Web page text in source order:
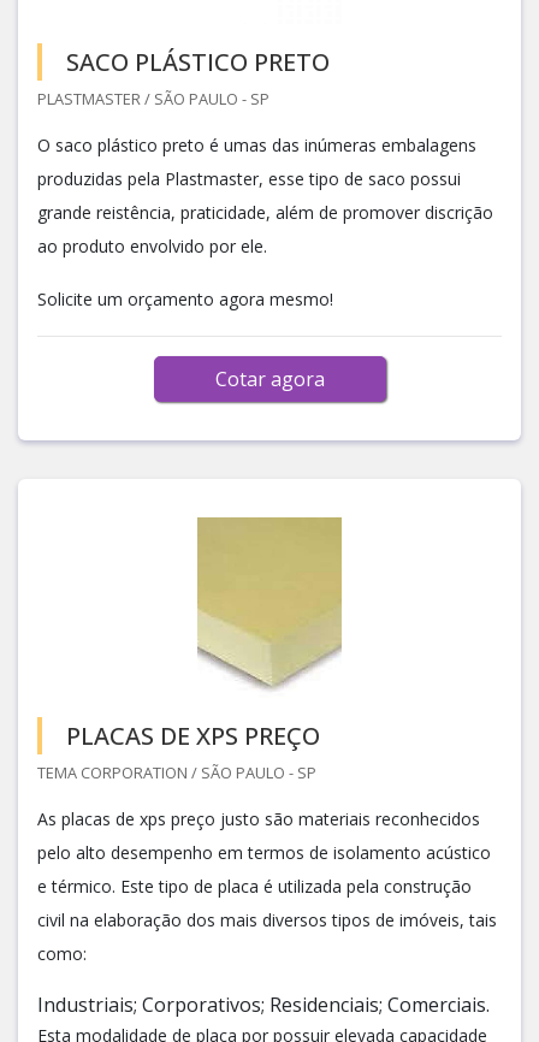
SACO PLÁSTICO PRETO
PLASTMASTER / SÃO PAULO - SP
O saco plástico preto é umas das inúmeras embalagens
produzidas pela Plastmaster, esse tipo de saco possui
grande reistência, praticidade, além de promover discrição
ao produto envolvido por ele.
Solicite um orçamento agora mesmo!
Cotar agora
PLACAS DE XPS PREÇO
TEMA CORPORATION / SÃO PAULO - SP
As placas de xps preço justo são materiais reconhecidos
pelo alto desempenho em termos de isolamento acústico
e térmico. Este tipo de placa é utilizada pela construção
civil na elaboração dos mais diversos tipos de imóveis, tais
como:
Industriais; Corporativos; Residenciais; Comerciais.
Esta modalidade de placa por possuir elevada capacidade